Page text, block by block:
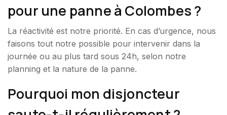
pour une panne à Colombes ?
La réactivité est notre priorité. En cas d’urgence, nous
faisons tout notre possible pour intervenir dans la
journée ou au plus tard sous 24h, selon notre
planning et la nature de la panne.
Pourquoi mon disjoncteur